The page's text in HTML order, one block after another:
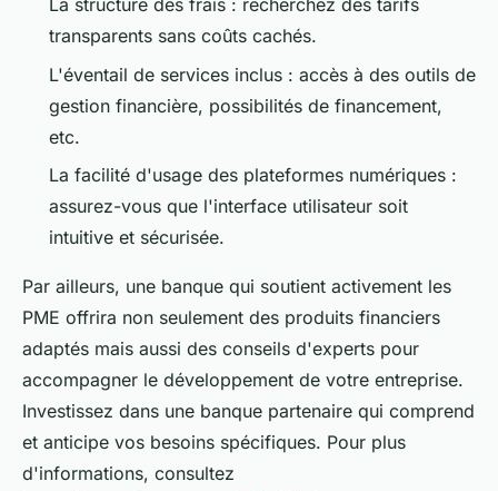
La structure des frais : recherchez des tarifs
transparents sans coûts cachés.
L'éventail de services inclus : accès à des outils de
gestion financière, possibilités de financement,
etc.
La facilité d'usage des plateformes numériques :
assurez-vous que l'interface utilisateur soit
intuitive et sécurisée.
Par ailleurs, une banque qui soutient activement les
PME offrira non seulement des produits financiers
adaptés mais aussi des conseils d'experts pour
accompagner le développement de votre entreprise.
Investissez dans une banque partenaire qui comprend
et anticipe vos besoins spécifiques. Pour plus
d'informations, consultez